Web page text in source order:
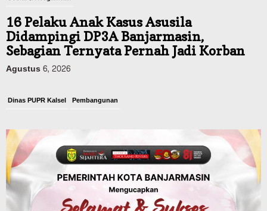
16 Pelaku Anak Kasus Asusila
Didampingi DP3A Banjarmasin,
Sebagian Ternyata Pernah Jadi Korban
Agustus 6, 2026
Dinas PUPR Kalsel Pembangunan
Pemerintah Janji Tingkatkan Fasilitas
Keselamatan Jalan Alternatif
Banjarbaru–Batulicin
Agustus 6, 2026